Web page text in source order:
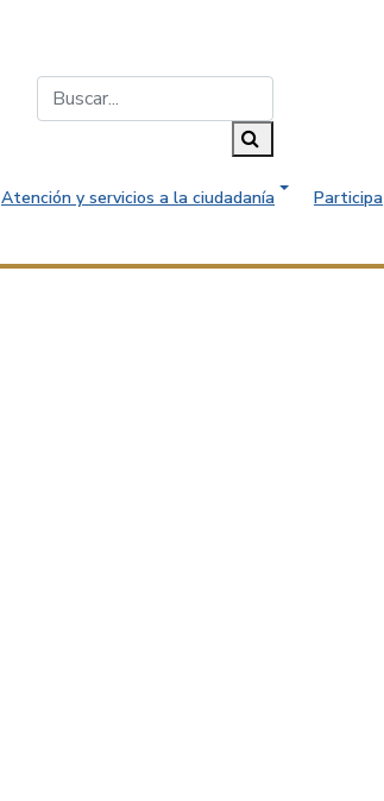
Atención y servicios a la ciudadanía Participa